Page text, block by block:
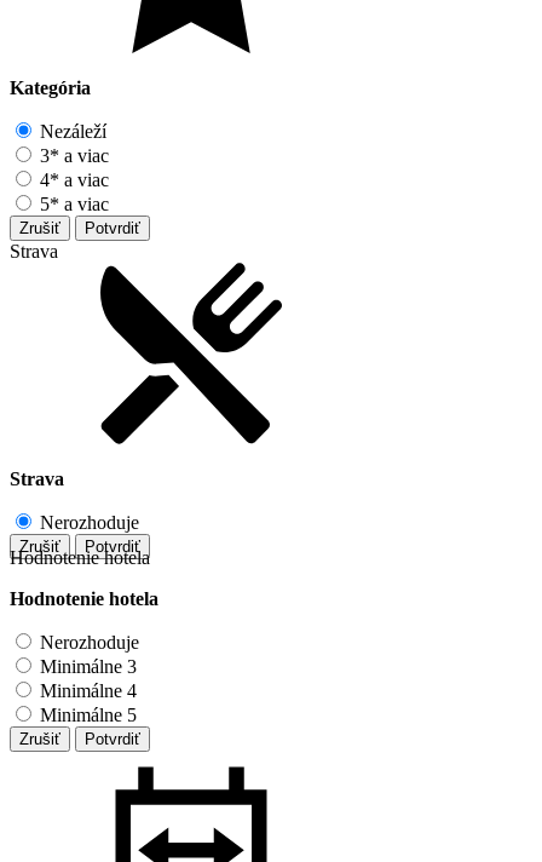
Kategória
Nezáleží
3* a viac
4* a viac
5* a viac
Zrušiť Potvrdiť
Strava
Strava
Nerozhoduje
Zrušiť Potvrdiť
Hodnotenie hotela
Hodnotenie hotela
Nerozhoduje
Minimálne 3
Minimálne 4
Minimálne 5
Zrušiť Potvrdiť